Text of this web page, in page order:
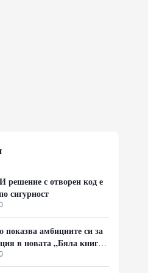
решение с отворен код е
сигурност
показва амбициите си за
в новата „Бяла книга